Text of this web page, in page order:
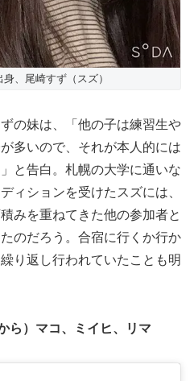
身、尾崎すず（スズ）
の妹は、「他の子は練習生や
多いので、それが本人的には
と告白。札幌の大学に通いな
ィションを受けたスズには、
みを重ねてきた他の参加者と
のだろう。合宿に行くか行か
り返し行われていたことも明
ら）マコ、ミイヒ、リマ